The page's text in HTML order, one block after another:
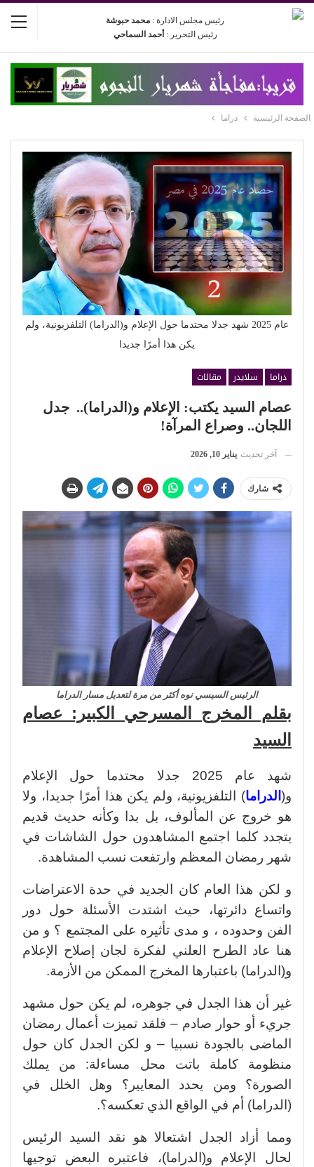
رئيس مجلس الادارة : محمد حبوشة
رئيس التحرير : أحمد السماحي
الصفحة الرئيسية دراما
عام 2025 شهد جدلا محتدما حول الإعلام و(الدراما) التلفزيونية، ولم
يكن هذا أمرًا جديدا
دراما سلايدر
مقالات
عصام السيد يكتب: الإعلام و(الدراما).. جدل
اللجان.. وصراع المرآة!
آخر تحديث يناير 10, 2026
شارك
الرئيس السيسي نوه أكثر من مرة لتعديل مسار الدراما
بقلم المخرج المسرحي الكبير: عصام
السيد
شهد عام 2025 جدلا محتدما حول الإعلام
و( الدراما) التلفزيونية، ولم يكن هذا أمرًا جديدا، ولا
هو خروج عن المألوف، بل بدا وكأنه حديث قديم
يتجدد كلما اجتمع المشاهدون حول الشاشات في
شهر رمضان المعظم وارتفعت نسب المشاهدة.
و لكن هذا العام كان الجديد في حدة الاعتراضات
واتساع دائرتها، حيث اشتدت الأسئلة حول دور
الفن وحدوده ، و مدى تأثيره على المجتمع ؟ و من
هنا عاد الطرح العلني لفكرة لجان إصلاح الإعلام
و(الدراما) باعتبارها المخرج الممكن من الأزمة.
غير أن هذا الجدل في جوهره، لم يكن حول مشهد
جريء أو حوار صادم – فلقد تميزت أعمال رمضان
الماضى بالجودة نسبيا – و لكن الجدل كان حول
منظومة كاملة باتت محل مساءلة: من يملك
الصورة؟ ومن يحدد المعايير؟ وهل الخلل في
(الدراما) أم في الواقع الذي تعكسه؟.
ومما أزاد الجدل اشتعالا هو نقد السيد الرئيس
لحال الإعلام و(الدراما)، فاعتبره البعض توجيها